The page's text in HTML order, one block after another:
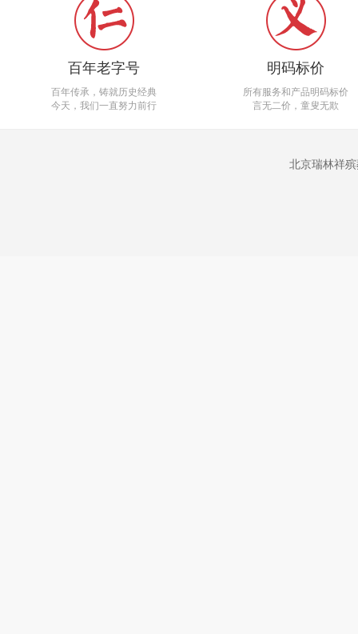
百年老字号
百年传承，铸就历史经典
今天，我们一直努力前行
明码标价
所有服务和产品明码标价
言无二价，童叟无欺
北京瑞林祥